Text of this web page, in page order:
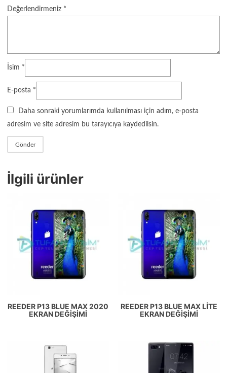
Değerlendirmeniz *
İsim *
E-posta *
Daha sonraki yorumlarımda kullanılması için adım, e-posta
adresim ve site adresim bu tarayıcıya kaydedilsin.
İlgili ürünler
REEDER P13 BLUE MAX 2020
EKRAN DEĞIŞIMI
REEDER P13 BLUE MAX LITE
EKRAN DEĞIŞIMI